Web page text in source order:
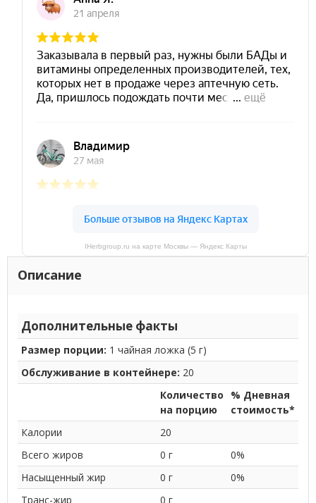
IHerbgroup.ru на карте Москвы — Яндекс Карты
Описание
Дополнительные факты
Размер порции: 1 чайная ложка (5 г)
Обслуживание в контейнере: 20
Количество
на порцию
% Дневная
стоимость*
Калории
20
Всего жиров
0 г
0%
Насыщенный жир
0 г
0%
Транс-жир
0 г